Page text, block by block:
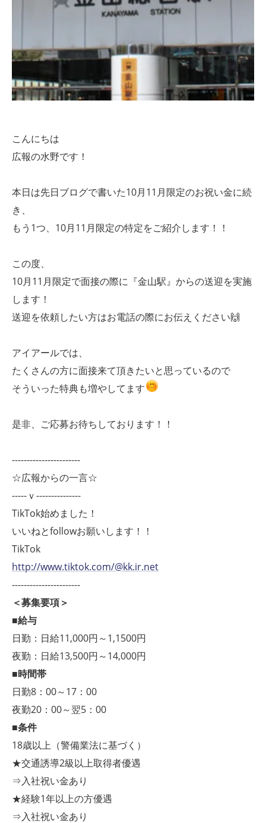
こんにちは
広報の水野です！
本日は先日ブログで書いた10月11月限定のお祝い金に続
き、
もう1つ、10月11月限定の特定をご紹介します！！
この度、
10月11月限定で面接の際に『金山駅』からの送迎を実施
します！
送迎を依頼したい方はお電話の際にお伝えください🙌
アイアールでは、
たくさんの方に面接来て頂きたいと思っているので
そういった特典も増やしてます
是非、ご応募お待ちしております！！
-----------------------
☆広報からの一言☆
-----ｖ---------------
TikTok始めました！
いいねとfollowお願いします！！
TikTok
http://www.tiktok.com/@kk.ir.net
-----------------------
＜募集要項＞
■給与
日勤：日給11,000円～1,1500円
夜勤：日給13,500円～14,000円
■時間帯
日勤8：00～17：00
夜勤20：00～翌5：00
■条件
18歳以上（警備業法に基づく）
★交通誘導2級以上取得者優遇
⇒入社祝い金あり
★経験1年以上の方優遇
⇒入社祝い金あり